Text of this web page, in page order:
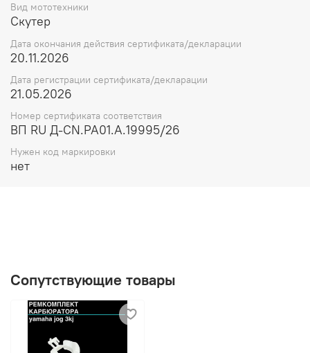
Вид мототехники
Скутер
Дата окончания действия сертификата/декларации
20.11.2026
Дата регистрации сертификата/декларации
21.05.2026
Номер сертификата соответствия
ВП RU Д-CN.РА01.А.19995/26
Нужен код маркировки
нет
Сопутствующие товары